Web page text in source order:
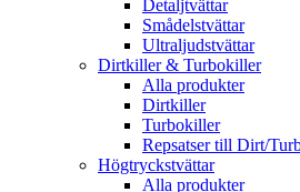
Detaljtvättar
Smådelstvättar
Ultraljudstvättar
Dirtkiller & Turbokiller
Alla produkter
Dirtkiller
Turbokiller
Repsatser till Dirt/
Högtryckstvättar
Alla produkter